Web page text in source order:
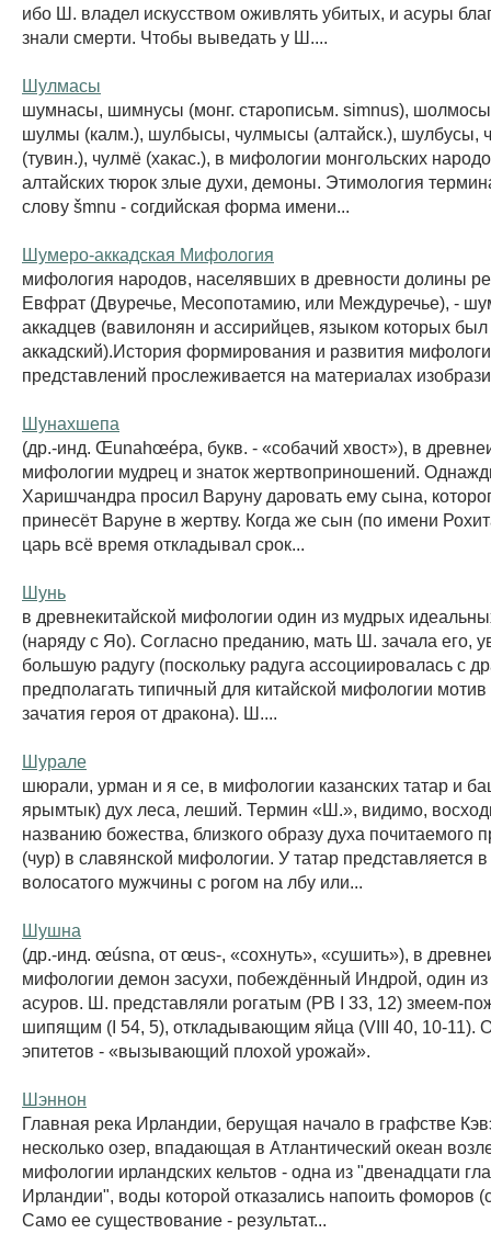
ибо Ш. владел искусством оживлять убитых, и асуры
знали смерти. Чтобы выведать у Ш....
Шулмасы
шумнасы, шимнусы (монг. старописьм. simnus), шолмосы
шулмы (калм.), шулбысы, чулмысы (алтайск.), шулбусы,
(тувин.), чулмё (хакас.), в мифологии монгольских
алтайских тюрок злые духи, демоны. Этимология
слову šmnu - согдийская форма имени...
Шумеро-аккадская Мифология
мифология народов, населявших в древности долины
Евфрат (Двуречье, Месопотамию, или Междуречье), -
аккадцев (вавилонян и ассирийцев, языком которых был
аккадский).История формирования и развития
представлений прослеживается на материалах
Шунахшепа
(др.-инд. Œunahœépa, букв. - «собачий хвост»), в
мифологии мудрец и знаток жертвоприношений.
Харишчандра просил Варуну даровать ему сына,
принесёт Варуне в жертву. Когда же сын (по имени
царь всё время откладывал срок...
Шунь
в древнекитайской мифологии один из мудрых
(наряду с Яо). Согласно преданию, мать Ш. зачала его,
большую радугу (поскольку радуга ассоциировалась с
предполагать типичный для китайской мифологии мотив
зачатия героя от дракона). Ш....
Шурале
шюрали, урман и я се, в мифологии казанских татар и
ярымтык) дух леса, леший. Термин «Ш.», видимо,
названию божества, близкого образу духа почитаемого
(чур) в славянской мифологии. У татар представляется
волосатого мужчины с рогом на лбу или...
Шушна
(др.-инд. œúsna, от œus-, «сохнуть», «сушить»), в
мифологии демон засухи, побеждённый Индрой, один из
асуров. Ш. представляли рогатым (РВ I 33, 12) змеем-
шипящим (I 54, 5), откладывающим яйца (VIII 40, 10-11).
эпитетов - «вызывающий плохой урожай».
Шэннон
Главная река Ирландии, берущая начало в графстве
несколько озер, впадающая в Атлантический океан
мифологии ирландских кельтов - одна из "двенадцати
Ирландии", воды которой отказались напоить фоморов
Само ее существование - результат...